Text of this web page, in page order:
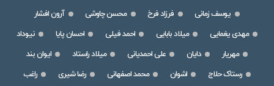
یوسف زمانی
فرزاد فرخ محسن چاوشی
آرون افشار
مهدی یغمایی
میلاد بابایی احمد فیلی احسان پایا
نیوداد
مهریار
دایان علی احمدیانی میلاد راستاد
ایوان بند
رستاک حلاج
اشوان محمد اصفهانی رضا شیری
راغب